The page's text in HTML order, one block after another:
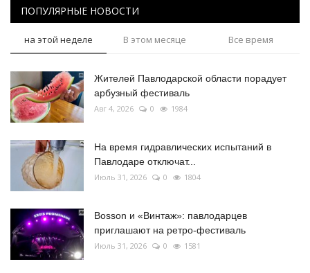
ПОПУЛЯРНЫЕ НОВОСТИ
на этой неделе В этом месяце Все время
Жителей Павлодарской области порадует
арбузный фестиваль
Авг 4, 2026 0 1984
На время гидравлических испытаний в
Павлодаре отключат...
Июль 31, 2026 0 1804
Bosson и «Винтаж»: павлодарцев
приглашают на ретро-фестиваль
Июль 31, 2026 0 1581